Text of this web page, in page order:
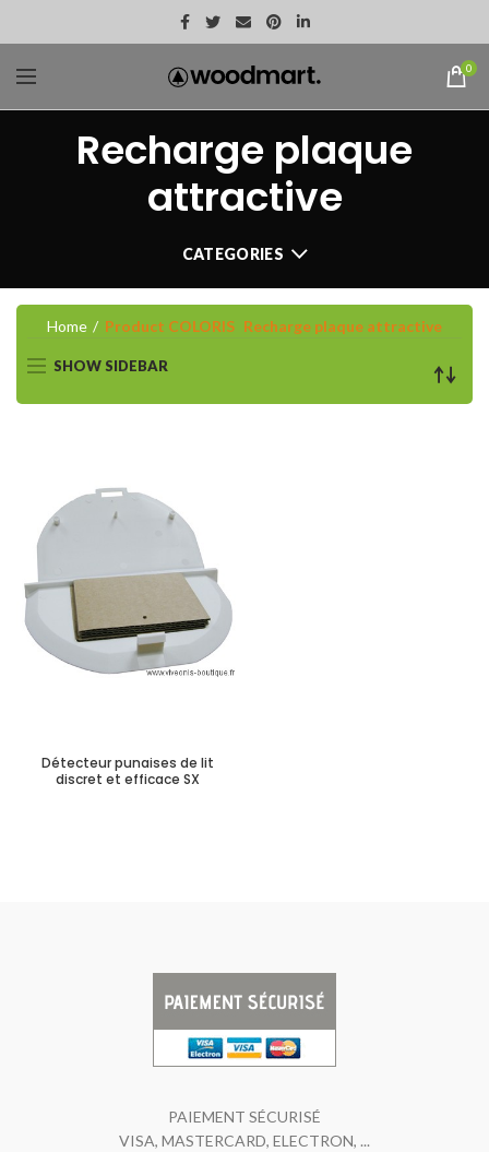
0
Recharge plaque
attractive
CATEGORIES
Home Product COLORIS Recharge plaque attractive
SHOW SIDEBAR
Détecteur punaises de lit
discret et efficace SX
PAIEMENT SÉCURISÉ
VISA, MASTERCARD, ELECTRON, ...